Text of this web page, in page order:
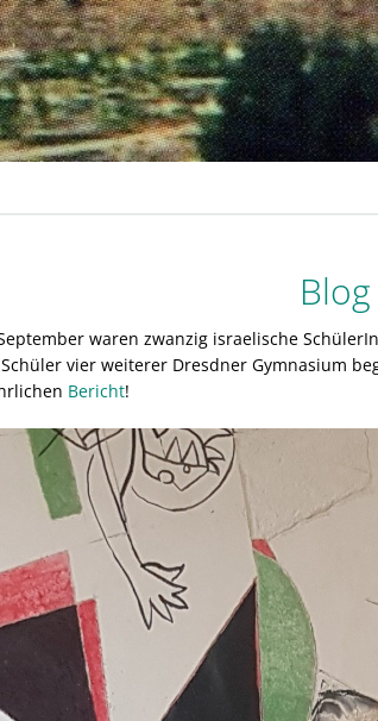
waren zwanzig israelische
vier weiterer Dresdner Gymnasium
Bericht!